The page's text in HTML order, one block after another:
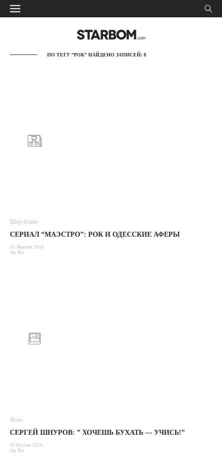
ПО ТЕГУ “РОК” НАЙДЕНО ЗАПИСЕЙ: 8
Шоу-бізнес
СЕРИАЛ “МАЭСТРО”: РОК И ОДЕССКИЕ АФЕРЫ
05 Жовтня 2016
Jey Ro
Фото
СЕРГЕЙ ШНУРОВ: ” ХОЧЕШЬ БУХАТЬ — УЧИСЬ!”
13 Квітня 2016
Jey Ro